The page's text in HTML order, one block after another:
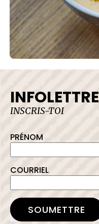
INFOLETTRE
INSCRIS-TOI
PRÉNOM
COURRIEL
SOUMETTRE